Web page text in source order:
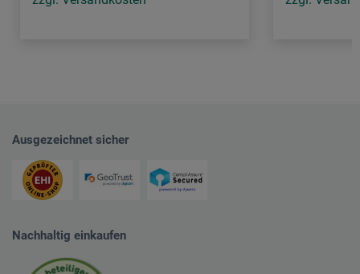
Ausgezeichnet sicher
Nachhaltig einkaufen